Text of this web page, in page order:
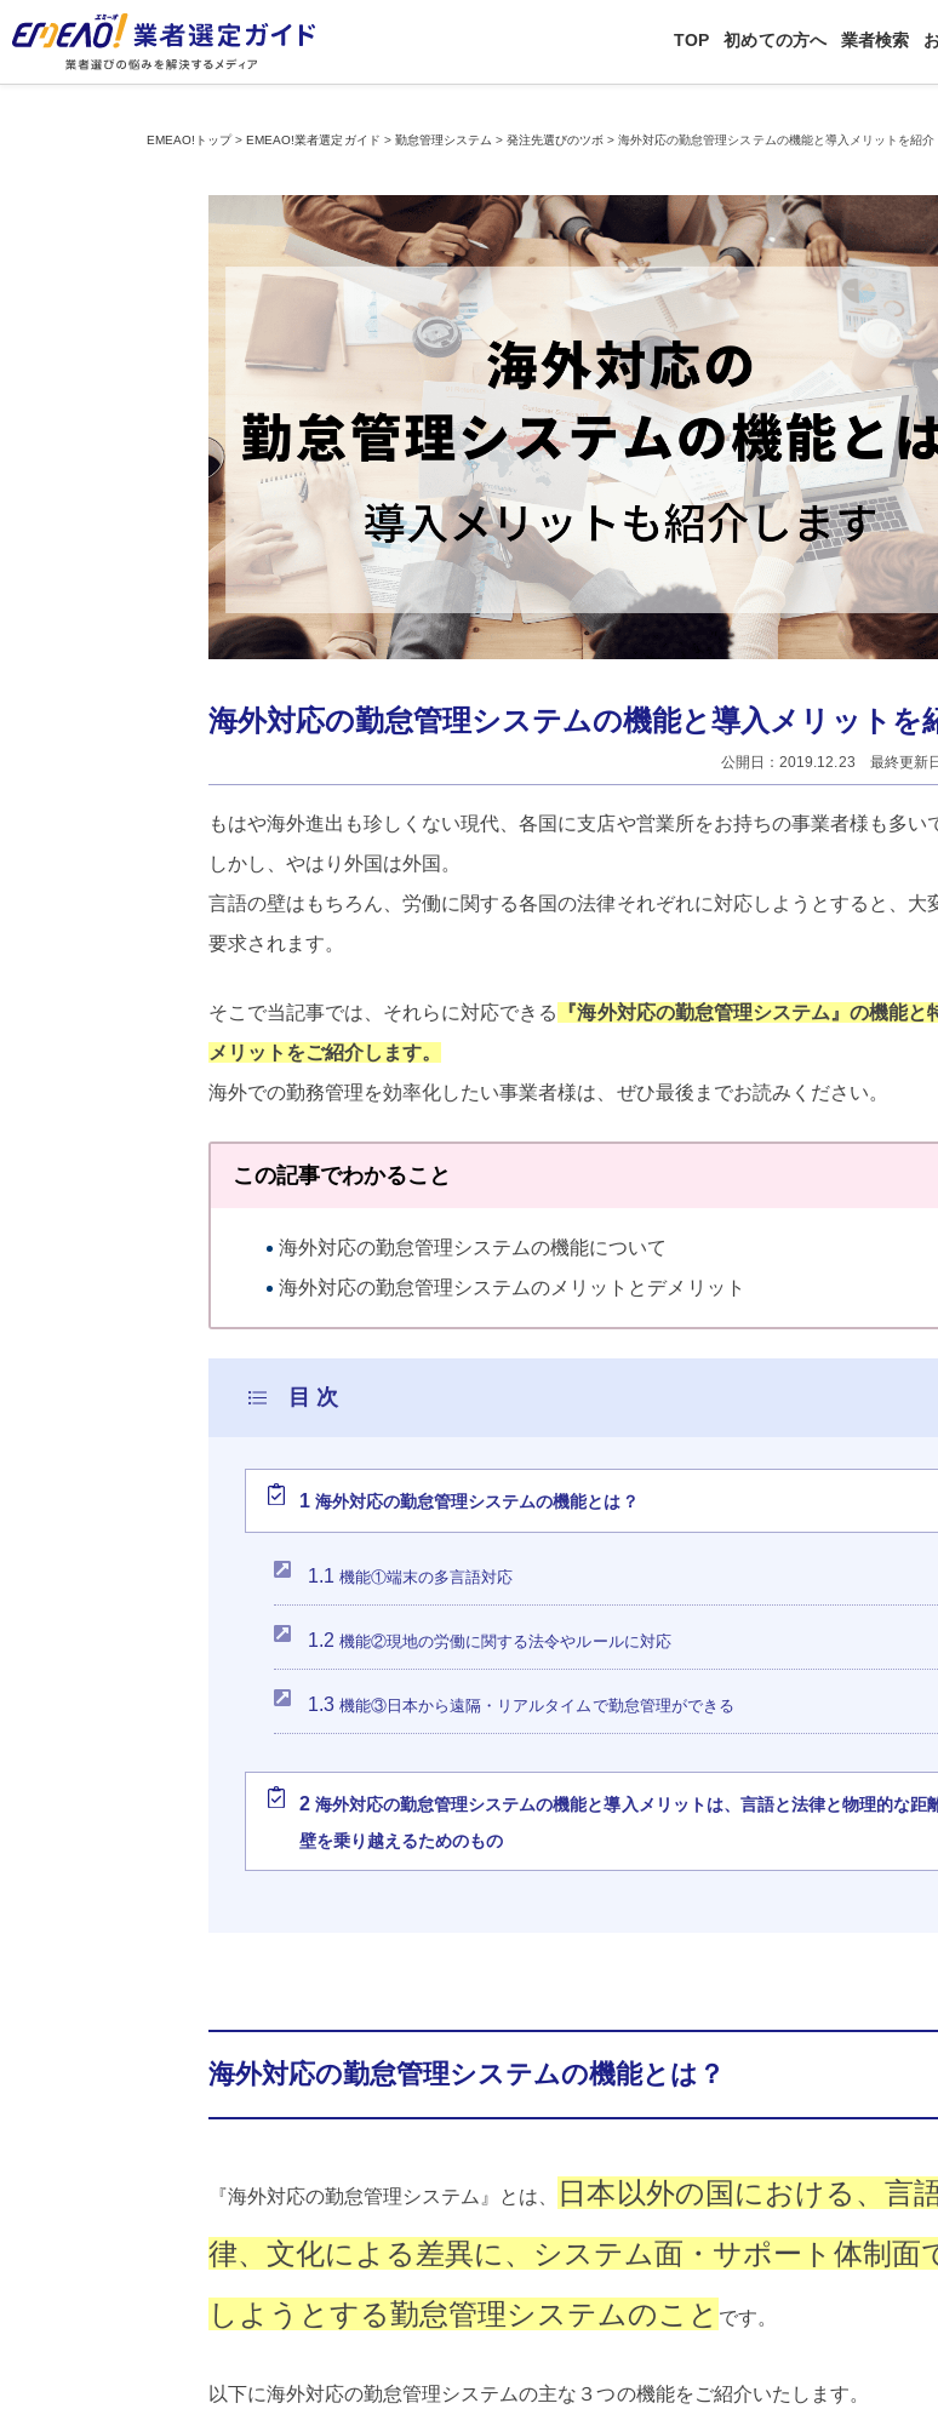
TOP 初めての方へ 業者検索
EMEAO!トップ>EMEAO!業者選定ガイド > 勤怠管理システム > 発注先選びのツボ >海外対応の勤怠管理システムの機能と導入メリットを紹介
海外対応の勤怠管理システムの機能と導入メリットを
公開日：2019.12.23 最終更新
もはや海外進出も珍しくない現代、各国に支店や営業所をお持ちの事業者様も多い
しかし、やはり外国は外国。
言語の壁はもちろん、労働に関する各国の法律それぞれに対応しようとすると、大
要求されます。
そこで当記事では、それらに対応できる
『海外対応の勤怠管理システム』の機能と
メリットをご紹介します。
海外での勤務管理を効率化したい事業者様は、ぜひ最後までお読みください。
この記事でわかること
海外対応の勤怠管理システムの機能について
海外対応の勤怠管理システムのメリットとデメリット
1 海外対応の勤怠管理システムの機能とは？
1.1 機能①端末の多言語対応
1.2 機能②現地の労働に関する法令やルールに対応
1.3 機能③日本から遠隔・リアルタイムで勤怠管理ができる
2 海外対応の勤怠管理システムの機能と導入メリットは、言語と法律と物理的な距
壁を乗り越えるためのもの
海外対応の勤怠管理システムの機能とは？
『海外対応の勤怠管理システム』とは、
日本以外の国における、言
律、文化による差異に、システム面・サポート体制面
しようとする勤怠管理システムのこと です。
以下に海外対応の勤怠管理システムの主な３つの機能をご紹介いたします。